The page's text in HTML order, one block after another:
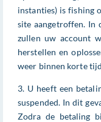
instanties) is fishing
site aangetroffen. In
zullen uw account
herstellen en
weer binnen korte
3. U heeft een
suspended. In dit
Zodra de betaling